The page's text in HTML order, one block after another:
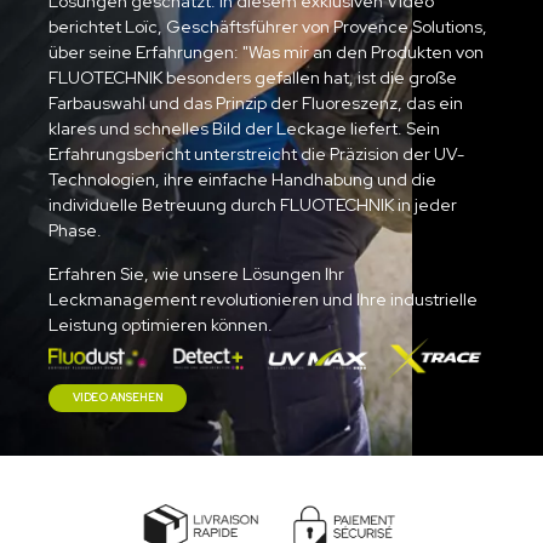
berichtet Loïc, Geschäftsführer von Provence Solutions,
über seine Erfahrungen: "Was mir an den Produkten von
FLUOTECHNIK besonders gefallen hat, ist die große
Farbauswahl und das Prinzip der Fluoreszenz, das ein
klares und schnelles Bild der Leckage liefert. Sein
Erfahrungsbericht unterstreicht die Präzision der UV-
Technologien, ihre einfache Handhabung und die
individuelle Betreuung durch FLUOTECHNIK in jeder
Phase.
Erfahren Sie, wie unsere Lösungen Ihr
Leckmanagement revolutionieren und Ihre industrielle
Leistung optimieren können.
VIDEO ANSEHEN